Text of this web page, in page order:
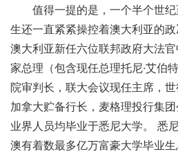
值得一提的是，一个半个世纪
生还一直紧紧操控着澳大利亚的
澳大利亚新任六位联邦政府大法
家总理（包含现任总理托尼·艾伯
院审判长，联大会议现任主席，
加拿大贮备行长，麦格理投行集
业界人员均毕业于悉尼大学。 悉
澳有着数最多亿万富豪大学毕业生